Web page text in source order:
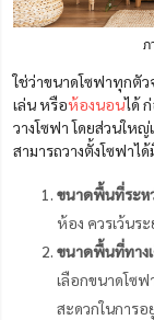
ภ
ใช่ว่าขนาดโซฟาทุกตั
เล่น หรือห้องนอนได้
วางโซฟา โดยส่วนให
สามารถวางตั้งโซฟาไ
ขนาดพื้นที่ระห
ห้อง ควรเว้นร
ขนาดพื้นที่ทาง
เลือกขนาดโซ
สะดวกในการ